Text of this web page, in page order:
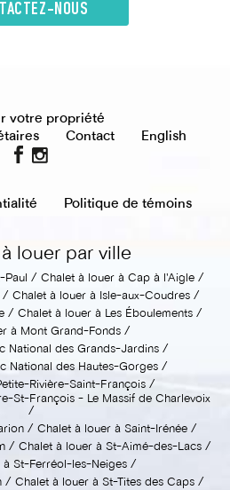
NOUS
votre propriété
Contact English
Politique de témoins
louer par ville
Chalet à louer à Cap à l'Aigle
Chalet à louer à Isle-aux-Coudres
Chalet à louer à Les Éboulements
à Mont Grand-Fonds
National des Grands-Jardins
National des Hautes-Gorges
Rivière-Saint-François
St-François - Le Massif de Charlevoix
Chalet à louer à Saint-Irénée
Chalet à louer à St-Aimé-des-Lacs
à St-Ferréol-les-Neiges
Chalet à louer à St-Tites des Caps